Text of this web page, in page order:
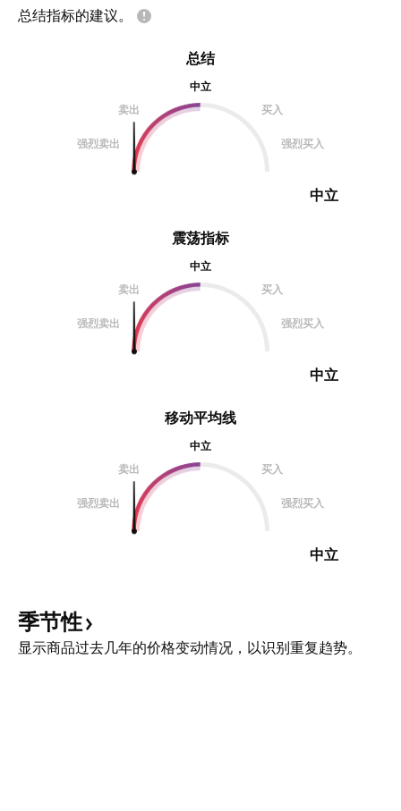
总结指标的建议。
震荡指标
中立
卖出
买入
强烈卖出 强烈买入
中立
总结
中立
卖出
买入
强烈卖出 强烈买入
中立
移动平均线
中立
卖出
买入
强烈卖出 强烈买入
中立
季节性
显示商品过去几年的价格变动情况，以识别重复趋势。